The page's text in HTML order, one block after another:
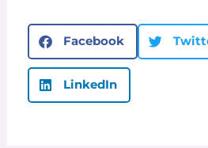
Facebook
LinkedIn